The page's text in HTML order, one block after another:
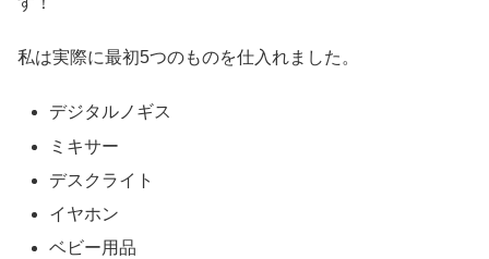
私は実際に最初5つのものを仕入れました。
デジタルノギス
ミキサー
デスクライト
イヤホン
ベビー用品